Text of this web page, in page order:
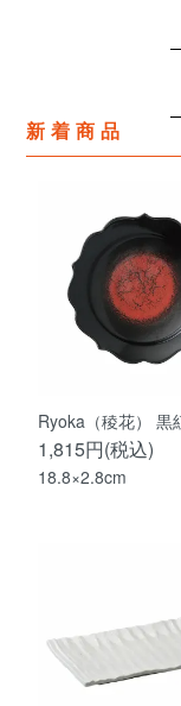
新着商品
Ryoka（稜花）
1,815円(税込)
18.8×2.8cm